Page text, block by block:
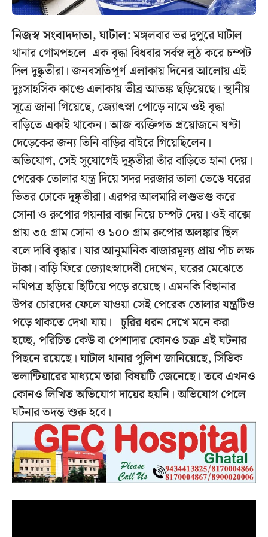
নিজস্ব সংবাদদাতা, ঘাটাল: মঙ্গলবার ভর দুপুরে ঘাটাল
থানার গোমপহলে এক বৃদ্ধা বিধবার সর্বস্ব লুঠ করে চম্পট
দিল দুষ্কৃতীরা। জনবসতিপূর্ণ এলাকায় দিনের আলোয় এই
দুঃসাহসিক কাণ্ডে এলাকায় তীব্র আতঙ্ক ছড়িয়েছে। স্থানীয়
সূত্রে জানা গিয়েছে, জ্যোৎস্না পোড়ে নামে ওই বৃদ্ধা
বাড়িতে একাই থাকেন। আজ ব্যক্তিগত প্রয়োজনে ঘণ্টা
দেড়েকের জন্য তিনি বাড়ির বাইরে গিয়েছিলেন।
অভিযোগ, সেই সুযোগেই দুষ্কৃতীরা তাঁর বাড়িতে হানা দেয়।
পেরেক তোলার যন্ত্র দিয়ে সদর দরজার তালা ভেঙে ঘরের
ভিতর ঢোকে দুষ্কৃতীরা। এরপর আলমারি লণ্ডভণ্ড করে
সোনা ও রুপোর গয়নার বাক্স নিয়ে চম্পট দেয়। ওই বাক্সে
প্রায় ৩৫ গ্রাম সোনা ও ১০০ গ্রাম রুপোর অলঙ্কার ছিল
বলে দাবি বৃদ্ধার। যার আনুমানিক বাজারমূল্য প্রায় পাঁচ লক্ষ
টাকা। বাড়ি ফিরে জ্যোৎস্নাদেবী দেখেন, ঘরের মেঝেতে
নথিপত্র ছড়িয়ে ছিটিয়ে পড়ে রয়েছে। এমনকি বিছানার
উপর চোরদের ফেলে যাওয়া সেই পেরেক তোলার যন্ত্রটিও
পড়ে থাকতে দেখা যায়। চুরির ধরন দেখে মনে করা
হচ্ছে, পরিচিত কেউ বা পেশাদার কোনও চক্র এই ঘটনার
পিছনে রয়েছে। ঘাটাল থানার পুলিশ জানিয়েছে, সিভিক
ভলান্টিয়ারের মাধ্যমে তারা বিষয়টি জেনেছে। তবে এখনও
কোনও লিখিত অভিযোগ দায়ের হয়নি। অভিযোগ পেলে
ঘটনার তদন্ত শুরু হবে।